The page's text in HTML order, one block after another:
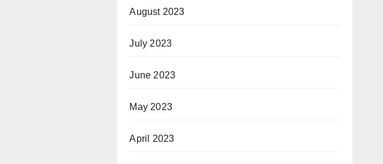
August 2023
July 2023
June 2023
May 2023
April 2023